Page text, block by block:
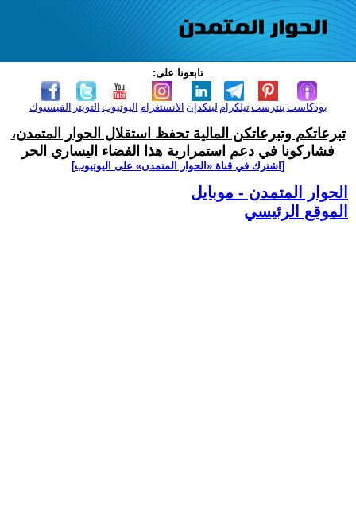
تابعونا على:
الفيسبوك التويتر اليوتيوب الانستغرام لينكدإن تيلكرامبنترست بودكاست
تبرعاتكم وتبرعاتكن المالية تحفظ استقلال الحوار المتمدن،
فشاركونا في دعم استمرارية هذا الفضاء اليساري الحر
[اشترك في قناة ‫«الحوار المتمدن» على اليوتيوب]
الحوار المتمدن - موبايل
الموقع الرئيسي